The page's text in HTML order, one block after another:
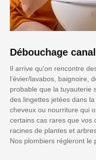
Débouchage
Il arrive qu'on rencontre
l’évier/lavabos, baignoire,
probable que la tuyauterie
des lingettes jetées dans
cheveux ou nourriture qui
certains cas rares que vos
racines de plantes et
Nos plombiers régleront le